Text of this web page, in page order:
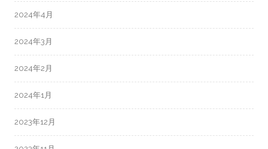
2024年4月
2024年3月
2024年2月
2024年1月
2023年12月